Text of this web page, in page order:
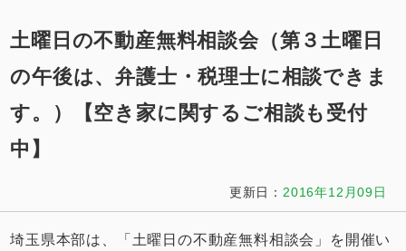
土曜日の不動産無料相談会（第３土曜日
の午後は、弁護士・税理士に相談できま
す。）【空き家に関するご相談も受付
中】
更新日： 2016年12月09日
埼玉県本部は、「土曜日の不動産無料相談会」を開催い